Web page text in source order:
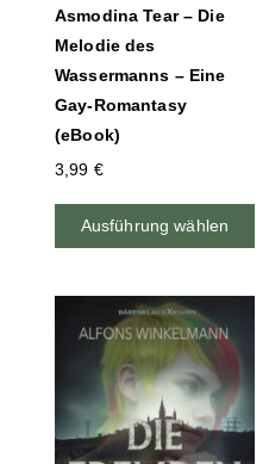
Asmodina Tear – Die
Melodie des
Wassermanns – Eine
Gay-Romantasy
(eBook)
3,99 €
Ausführung wählen